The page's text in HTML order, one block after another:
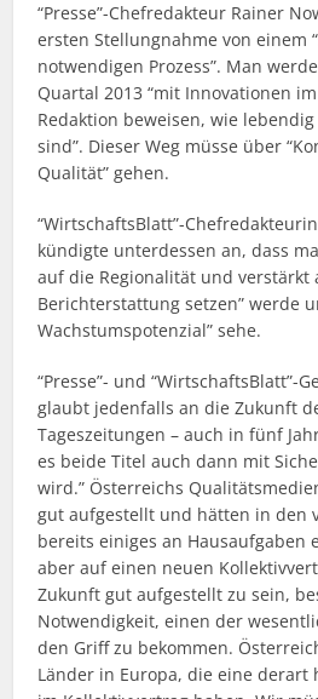
“Presse”-Chefredakteur Rainer
ersten Stellungnahme von einem
notwendigen Prozess”. Man
Quartal 2013 “mit Innovationen
Redaktion beweisen, wie
sind”. Dieser Weg müsse über
Qualität” gehen.
“WirtschaftsBlatt”-
kündigte unterdessen an, dass
auf die Regionalität und verstärkt
Berichterstattung setzen” werde
Wachstumspotenzial” sehe.
“Presse”- und “WirtschaftsBlatt”-
glaubt jedenfalls an die Zukunft
Tageszeitungen – auch in fünf
es beide Titel auch dann mit
wird.” Österreichs
gut aufgestellt und hätten in den
bereits einiges an Hausaufgaben
aber auf einen neuen
Zukunft gut aufgestellt zu sein,
Notwendigkeit, einen der
den Griff zu bekommen.
Länder in Europa, die eine derart